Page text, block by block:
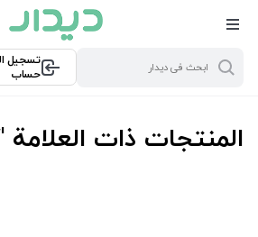
تسجيل
حساب
المنتجات ذات